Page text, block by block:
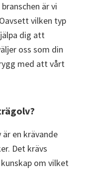
är vi
vilken typ
dig att
oss som din
med att vårt
en krävande
Det krävs
om vilket